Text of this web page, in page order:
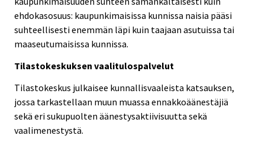
ehdokasosuus: kaupunkimaisissa kunnissa naisia pääsi
suhteellisesti enemmän läpi kuin taajaan asutuissa tai
maaseutumaisissa kunnissa.
Tilastokeskuksen vaalitulospalvelut
Tilastokeskus julkaisee kunnallisvaaleista katsauksen,
jossa tarkastellaan muun muassa ennakkoäänestäjiä
sekä eri sukupuolten äänestysaktiivisuutta sekä
vaalimenestystä.